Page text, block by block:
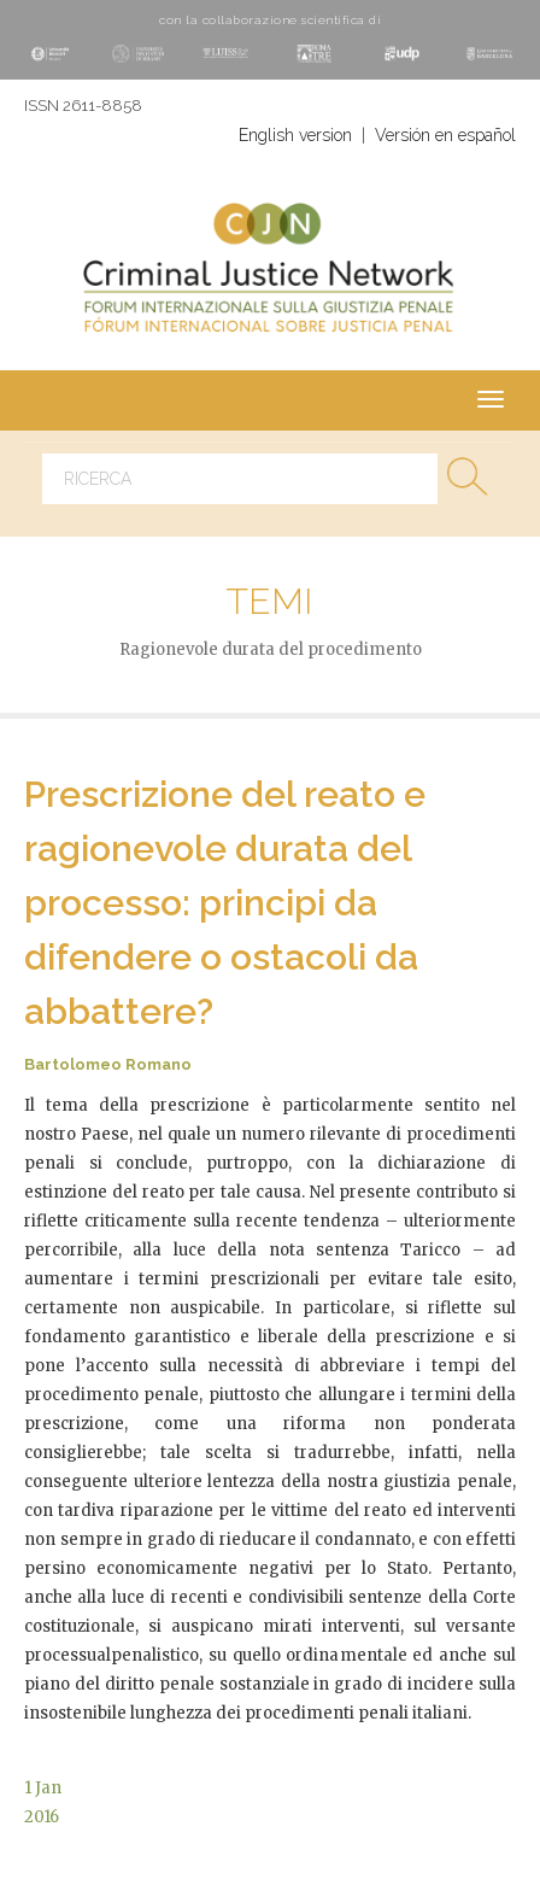
con la collaborazione scientifica di
ISSN 2611-8858
English version Versión en español
TEMI
Ragionevole durata del procedimento
Prescrizione del reato e
ragionevole durata del
processo: principi da
difendere o ostacoli da
abbattere?
Bartolomeo Romano
Il tema della prescrizione è particolarmente sentito nel
nostro Paese, nel quale un numero rilevante di procedimenti
penali si conclude, purtroppo, con la dichiarazione di
estinzione del reato per tale causa. Nel presente contributo si
riflette criticamente sulla recente tendenza – ulteriormente
percorribile, alla luce della nota sentenza Taricco – ad
aumentare i termini prescrizionali per evitare tale esito,
certamente non auspicabile. In particolare, si riflette sul
fondamento garantistico e liberale della prescrizione e si
pone l’accento sulla necessità di abbreviare i tempi del
procedimento penale, piuttosto che allungare i termini della
prescrizione, come una riforma non ponderata
consiglierebbe; tale scelta si tradurrebbe, infatti, nella
conseguente ulteriore lentezza della nostra giustizia penale,
con tardiva riparazione per le vittime del reato ed interventi
non sempre in grado di rieducare il condannato, e con effetti
persino economicamente negativi per lo Stato. Pertanto,
anche alla luce di recenti e condivisibili sentenze della Corte
costituzionale, si auspicano mirati interventi, sul versante
processualpenalistico, su quello ordinamentale ed anche sul
piano del diritto penale sostanziale in grado di incidere sulla
insostenibile lunghezza dei procedimenti penali italiani.
1Jan
2016